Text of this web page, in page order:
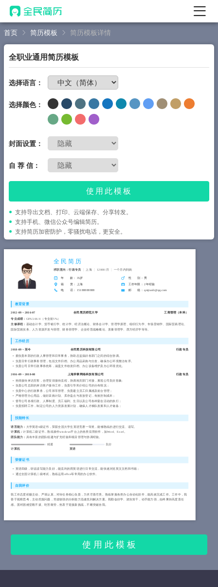
首页
AI 简历工具
AI 优化简历
AI 翻译简历
AI 诊断简历
AI 模拟面试
面试自我介绍
简历教程
登录 / 注册
首页 简历模板 简历模板详情
全职业通用简历模板
选择语言：
选择颜色：
封面设置：
自 荐 信：
使用此模板
支持导出文档、打印、云端保存、分享转发。
支持手机、微信公众号编辑简历。
支持简历加密防护，零骚扰电话，更安全。
全民简历
求职意向：行政专员 上海 12000/月 一个月内到岗
年 龄： 35岁 性 别 ： 男
籍 贯： 上海 工作年限 ： 2年经验
电 话： 15188888888 邮 箱 ： qmjianli@qq.com
教育背景
2012-09 ~ 2016-07 全民简历师范大学 工商管理（本科）
专业成绩： GPA 3.66/4 （专业前5%）
主修课程： 基础会计学、货币银行学、统计学、经济法概论、财务会计学、管理学原理、组织行为学、市场营销学、国际贸易理论、
国际贸易实务、人力资源开发与管理、财务管理学、企业经营战略概论、质量管理学、西方经济学等等。
工作经历
2018-09 ~ 至今 全民简历科技有限公司 行政专员
拥负责本部的行政人事管理和日常事务，协助总监搞好各部门之间的综合协调。
负责日常行政事务管理，包括文件归档、办公用品采购与分发，确保办公环境整洁有序。
负责公司日常行政事务统筹，涵盖文件收发归档、办公设备维护及办公环境优化。
2016-09 ~ 2018-08 上海斧掌网络科技有限公司 行政专员
热情接待来访宾客，合理安排接待流程，协调相关部门对接，展现公司良好形象;
负责公司总部的来访客户接待工作，负责引导和介绍公司的分布情况；
负责中心的行政事务，公司班车管理、负责建立员工归属感及前台管理；
严格管理办公用品，做好采购计划、库存盘点与发放登记，有效控制成本；
督导公司各项行政、人事制度、员工福利、生日以及公司各种宴会活动的执行；
负责招聘工作，制定公司的人力资源发展计划，确保人才梯队发展和人才储备；
技能特长
语言能力： 大学英语6级证书，荣获全国大学生英语竞赛一等奖，能够熟练的进行交流、读写。
计算机：计算机二级证书，熟练操作windows平台上的各类应用软件，如Word、Excel。
团队能力： 具有丰富的团队组建与扩充经验和项目管理与协调经验。
计算机
精通
英语
良好
荣誉证书
英语四级，听说读写能力良好，能流利的用英语进行日常交流，能快速浏览英文文档和书籍；
通过全国计算机二级考试，熟练运用office等常用的办公软件。
自我评价
我工作态度积极主动、严谨认真，对待任务细心负责，力求尽善尽美。熟练掌握各类办公自动化软件，能高效完成工作。工作中，我
善于观察思考，主动挖掘问题，凭借较强的分析能力迅速找到解决方案。我勤奋好学、踏实肯干，动手能力强，始终秉持高度责任
感。面对困难坚毅不拔、吃苦耐劳，热衷于迎接新挑战，不断突破自我。
使 用 此 模 板